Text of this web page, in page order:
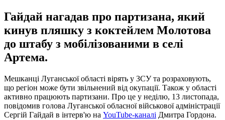
Гайдай нагадав про партизана, який
кинув пляшку з коктейлем Молотова
до штабу з мобілізованими в селі
Артема.
Мешканці Луганської області вірять у ЗСУ та розраховують,
що регіон може бути звільнений від окупації. Також у області
активно працюють партизани. Про це у неділю, 13 листопада,
повідомив голова Луганської обласної військової адміністрації
Сергій Гайдай в інтерв'ю на YouTube-каналі Дмитра Гордона.